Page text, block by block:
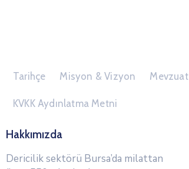
Tarihçe Misyon & Vizyon Mevzuat
KVKK Aydınlatma Metni
Hakkımızda
Dericilik sektörü Bursa’da milattan